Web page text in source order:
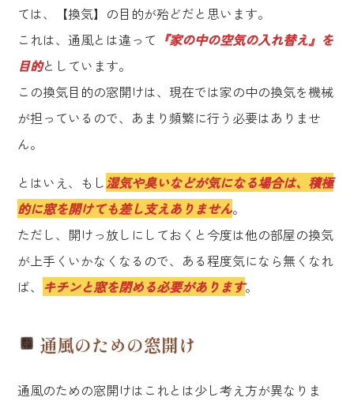
ては、【換気】の目的が殆どだと思います。
これは、通風とは違って 『家の中の空気の入れ替え』を
目的としています。
この換気目的の窓開けは、現在では家の中の換気を機械
が担っているので、あまり頻繁に行う必要はありませ
ん。
とはいえ、もし湿気や臭いなどが気になる場合は、積極
的に窓を開けても差し支えありません。
ただし、開けっ放しにしておくと今度は他の部屋の換気
が上手くいかなくなるので、ある程度気になら無くなれ
ば、 キチンと窓を閉める必要があります。
通風のための窓開け
通風のための窓開けはこれとは少し考え方が異なりま